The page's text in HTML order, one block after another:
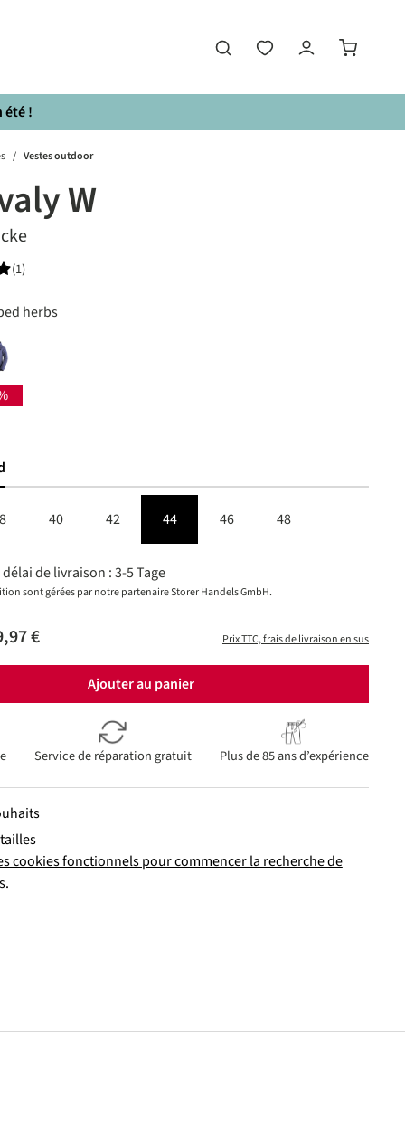
été !
/ Vestes outdoor
W
(1)
herbs
sky
40 42 44 46 48
de livraison : 3-5 Tage
sont gérées par notre partenaire Storer Handels GmbH.
€ Prix TTC, frais de livraison en sus
Ajouter au panier
Service de réparation gratuit Plus de 85 ans d’expérience
cookies fonctionnels pour commencer la recherche de